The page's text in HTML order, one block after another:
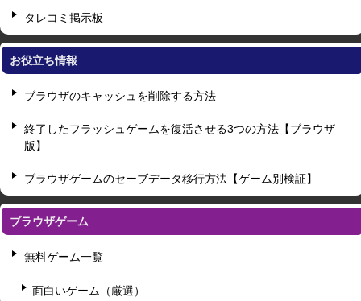
タレコミ掲示板
お役立ち情報
ブラウザのキャッシュを削除する方法
終了したフラッシュゲームを復活させる3つの方法【ブラウザ
版】
ブラウザゲームのセーブデータ移行方法【ゲーム別検証】
ブラウザゲーム
無料ゲーム一覧
面白いゲーム（厳選）